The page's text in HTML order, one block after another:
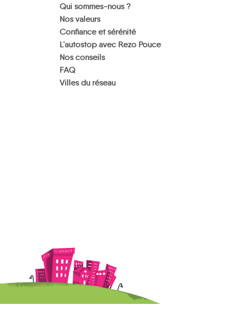
Qui sommes-nous ?
Nos valeurs
Confiance et sérénité
L'autostop avec Rezo Pouce
Nos conseils
FAQ
Villes du réseau